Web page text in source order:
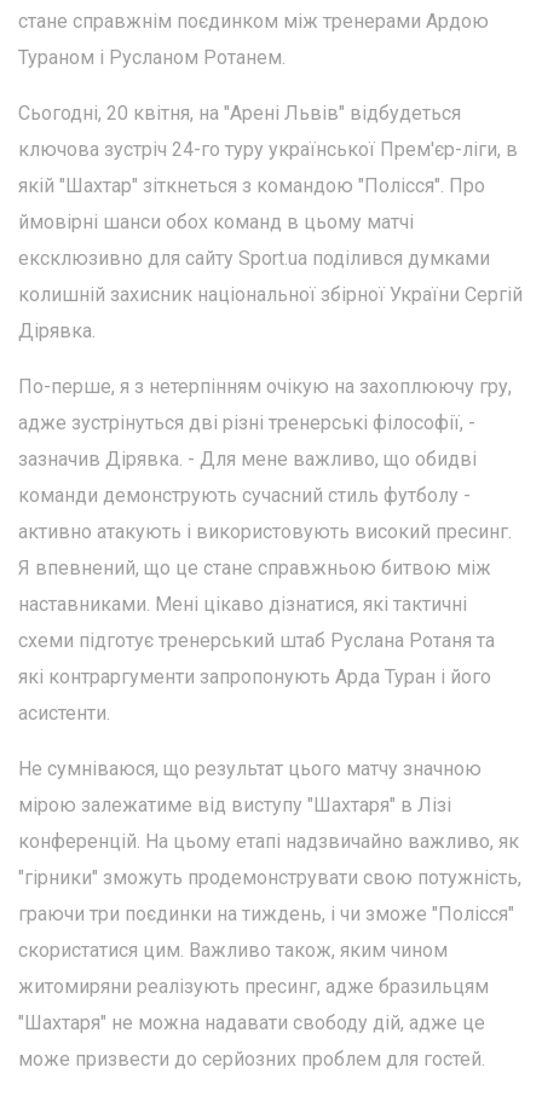
стане справжнім поєдинком між тренерами Ардою
Тураном і Русланом Ротанем.
Сьогодні, 20 квітня, на "Арені Львів" відбудеться
ключова зустріч 24-го туру української Прем'єр-ліги, в
якій "Шахтар" зіткнеться з командою "Полісся". Про
ймовірні шанси обох команд в цьому матчі
ексклюзивно для сайту Sport.ua поділився думками
колишній захисник національної збірної України Сергій
Дірявка.
По-перше, я з нетерпінням очікую на захоплюючу гру,
адже зустрінуться дві різні тренерські філософії, -
зазначив Дірявка. - Для мене важливо, що обидві
команди демонструють сучасний стиль футболу -
активно атакують і використовують високий пресинг.
Я впевнений, що це стане справжньою битвою між
наставниками. Мені цікаво дізнатися, які тактичні
схеми підготує тренерський штаб Руслана Ротаня та
які контраргументи запропонують Арда Туран і його
асистенти.
Не сумніваюся, що результат цього матчу значною
мірою залежатиме від виступу "Шахтаря" в Лізі
конференцій. На цьому етапі надзвичайно важливо, як
"гірники" зможуть продемонструвати свою потужність,
граючи три поєдинки на тиждень, і чи зможе "Полісся"
скористатися цим. Важливо також, яким чином
житомиряни реалізують пресинг, адже бразильцям
"Шахтаря" не можна надавати свободу дій, адже це
може призвести до серйозних проблем для гостей.